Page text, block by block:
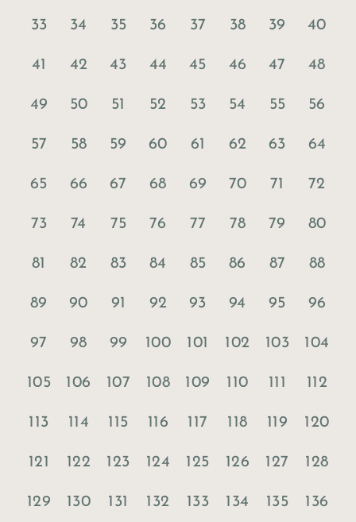
33 34 35 36 37 38 39 40
41 42 43 44 45 46 47 48
49 50 51 52 53 54 55 56
57 58 59 60 61 62 63 64
65 66 67 68 69 70 71 72
73 74 75 76 77 78 79 80
81 82 83 84 85 86 87 88
89 90 91 92 93 94 95 96
97 98 99 100 101 102 103 104
105 106 107 108 109 110 111 112
113 114 115 116 117 118 119 120
121 122 123 124 125 126 127 128
129 130 131 132 133 134 135 136